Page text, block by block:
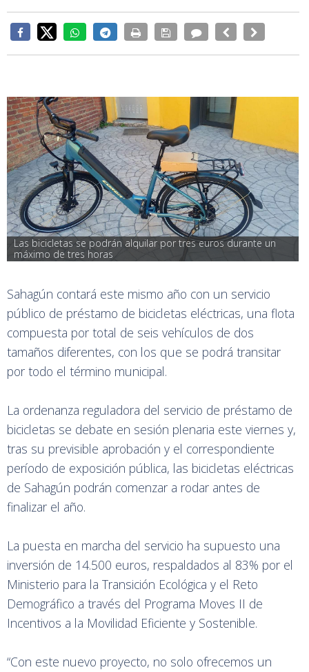
Las bicicletas se podrán alquilar por tres euros durante un
máximo de tres horas
Sahagún contará este mismo año con un servicio
público de préstamo de bicicletas eléctricas, una flota
compuesta por total de seis vehículos de dos
tamaños diferentes, con los que se podrá transitar
por todo el término municipal.
La ordenanza reguladora del servicio de préstamo de
bicicletas se debate en sesión plenaria este viernes y,
tras su previsible aprobación y el correspondiente
período de exposición pública, las bicicletas eléctricas
de Sahagún podrán comenzar a rodar antes de
finalizar el año.
La puesta en marcha del servicio ha supuesto una
inversión de 14.500 euros, respaldados al 83% por el
Ministerio para la Transición Ecológica y el Reto
Demográfico a través del Programa Moves II de
Incentivos a la Movilidad Eficiente y Sostenible.
“Con este nuevo proyecto, no solo ofrecemos un